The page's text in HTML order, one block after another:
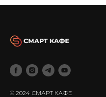
© 2024 СМАРТ КАФЕ